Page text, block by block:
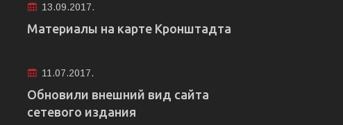
13.09.2017.
Материалы на карте Кронштадта
11.07.2017.
Обновили внешний вид сайта
сетевого издания